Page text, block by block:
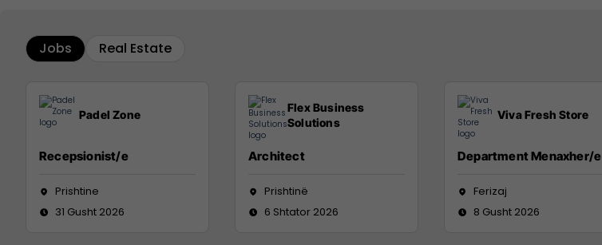
Jobs Real Estate
Padel Zone
Recepsionist/e
Prishtine
31 Gusht 2026
Flex Business
Solutions
Architect
Prishtinë
6 Shtator 2026
Viva Fresh Store
Department Menaxher/e
Ferizaj
8 Gusht 2026